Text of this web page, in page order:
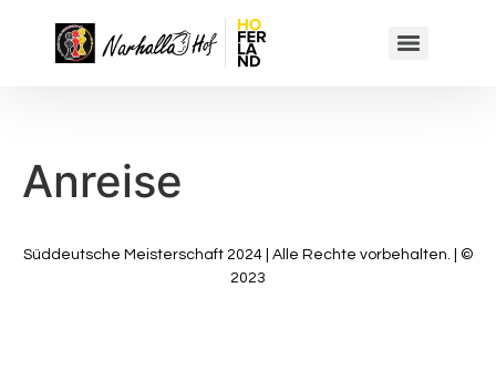
Anreise
Süddeutsche Meisterschaft 2024 | Alle Rechte vorbehalten. | ©
2023